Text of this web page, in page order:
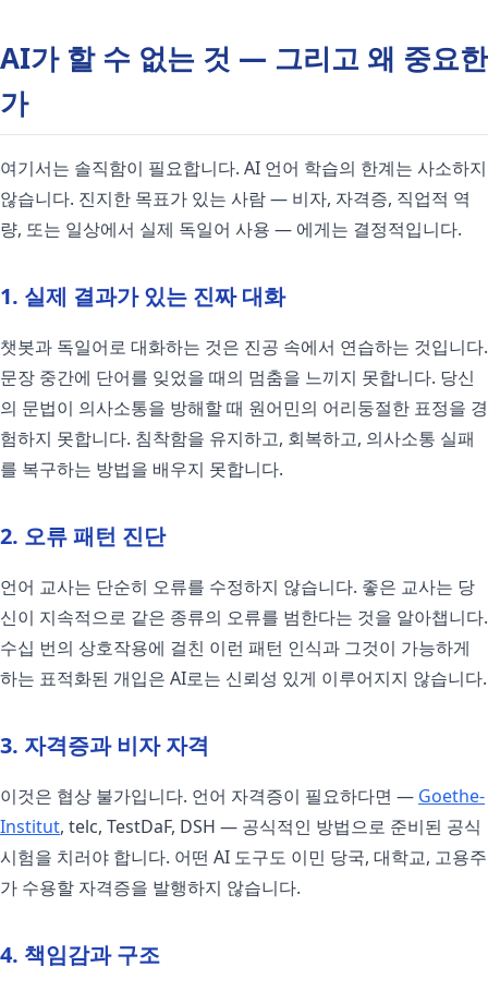
AI가 할 수 없는 것 — 그리고 왜 중요한
가
여기서는 솔직함이 필요합니다. AI 언어 학습의 한계는 사소하지
않습니다. 진지한 목표가 있는 사람 — 비자, 자격증, 직업적 역
량, 또는 일상에서 실제 독일어 사용 — 에게는 결정적입니다.
1. 실제 결과가 있는 진짜 대화
챗봇과 독일어로 대화하는 것은 진공 속에서 연습하는 것입니다.
문장 중간에 단어를 잊었을 때의 멈춤을 느끼지 못합니다. 당신
의 문법이 의사소통을 방해할 때 원어민의 어리둥절한 표정을 경
험하지 못합니다. 침착함을 유지하고, 회복하고, 의사소통 실패
를 복구하는 방법을 배우지 못합니다.
2. 오류 패턴 진단
언어 교사는 단순히 오류를 수정하지 않습니다. 좋은 교사는 당
신이 지속적으로 같은 종류의 오류를 범한다는 것을 알아챕니다.
수십 번의 상호작용에 걸친 이런 패턴 인식과 그것이 가능하게
하는 표적화된 개입은 AI로는 신뢰성 있게 이루어지지 않습니다.
3. 자격증과 비자 자격
이것은 협상 불가입니다. 언어 자격증이 필요하다면 — Goethe-
Institut, telc, TestDaF, DSH — 공식적인 방법으로 준비된 공식
시험을 치러야 합니다. 어떤 AI 도구도 이민 당국, 대학교, 고용주
가 수용할 자격증을 발행하지 않습니다.
4. 책임감과 구조